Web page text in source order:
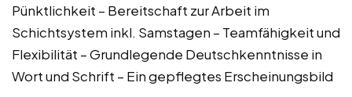
Pünktlichkeit – Bereitschaft zur Arbeit im
Schichtsystem inkl. Samstagen – Teamfähigkeit und
Flexibilität – Grundlegende Deutschkenntnisse in
Wort und Schrift – Ein gepflegtes Erscheinungsbild